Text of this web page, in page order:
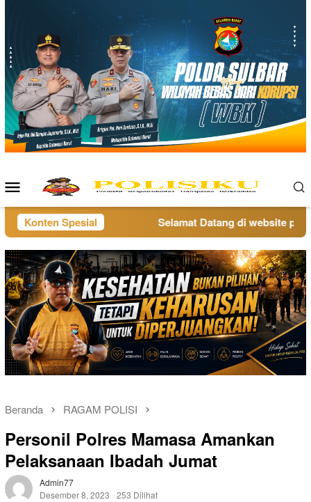
Menu
Mobile
Konten Spesial Selamat Datang di website
Beranda RAGAM POLISI
Personil Polres Mamasa Amankan
Pelaksanaan Ibadah Jumat
Admin77
Desember 8, 2023
253 Dilihat